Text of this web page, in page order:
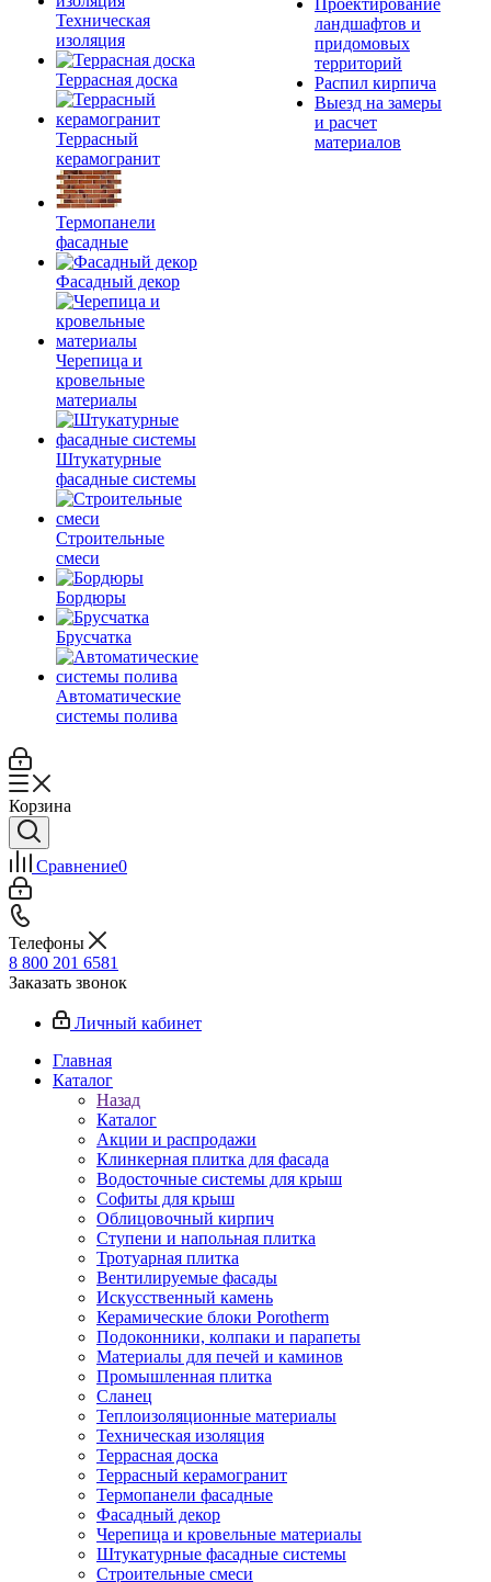
Техническая
изоляция
Террасная доска
Террасный
керамогранит
Термопанели
фасадные
Фасадный декор
Черепица и
кровельные
материалы
Штукатурные
фасадные системы
Строительные
смеси
Бордюры
Брусчатка
Автоматические
системы полива
Проектирование
ландшафтов и
придомовых
территорий
Распил кирпича
Выезд на замеры
и расчет
материалов
Корзина
Сравнение0
Телефоны
8 800 201 6581
Заказать звонок
Личный кабинет
Главная
Каталог
Назад
Каталог
Акции и распродажи
Клинкерная плитка для фасада
Водосточные системы для крыш
Софиты для крыш
Облицовочный кирпич
Ступени и напольная плитка
Тротуарная плитка
Вентилируемые фасады
Искусственный камень
Керамические блоки Porotherm
Подоконники, колпаки и парапеты
Материалы для печей и каминов
Промышленная плитка
Сланец
Теплоизоляционные материалы
Техническая изоляция
Террасная доска
Террасный керамогранит
Термопанели фасадные
Фасадный декор
Черепица и кровельные материалы
Штукатурные фасадные системы
Строительные смеси